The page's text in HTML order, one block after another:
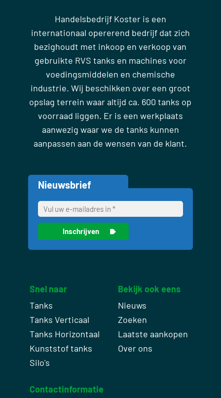
Handelsbedrijf Koster is een
internationaal opererend bedrijf dat zich
bezighoudt met inkoop en verkoop van
gebruikte RVS tanks en machines voor
voedingsmiddelen en chemische
industrie. Wij beschikken over een groot
opslag terrein waar altijd ca. 600 tanks op
voorraad liggen. Er is een werkplaats
aanwezig waar we de tanks kunnen
aanpassen aan de wensen van de klant.
Nieuwsbrief
Snel naar
Tanks
Tanks Verticaal
Tanks Horizontaal
Kunststof tanks
Silo's
Bekijk ook eens
Nieuws
Zoeken
Laatste aankopen
Over ons
Contactinformatie